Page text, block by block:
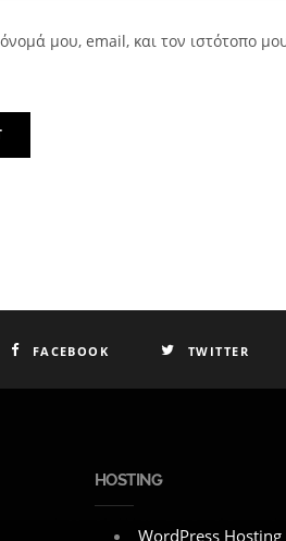
μου, email, και τον ιστότοπο
FACEBOOK TWITTER
HOSTING
WordPress Hosting